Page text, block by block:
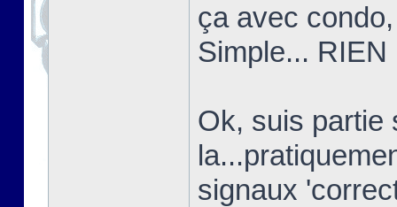
ça avec
Simple...
Ok, suis partie
signaux